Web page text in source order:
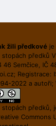
žili předkové
předků
46 Semčice, IČ
; Registrace:
2022 a autoři;
stopách předků,
Commons